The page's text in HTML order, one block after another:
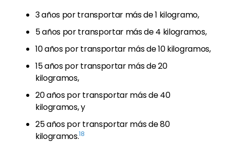
3 años por transportar más de 1 kilogramo,
5 años por transportar más de 4 kilogramos,
10 años por transportar más de 10 kilogramos,
15 años por transportar más de 20
kilogramos,
20 años por transportar más de 40
kilogramos, y
25 años por transportar más de 80
kilogramos.18